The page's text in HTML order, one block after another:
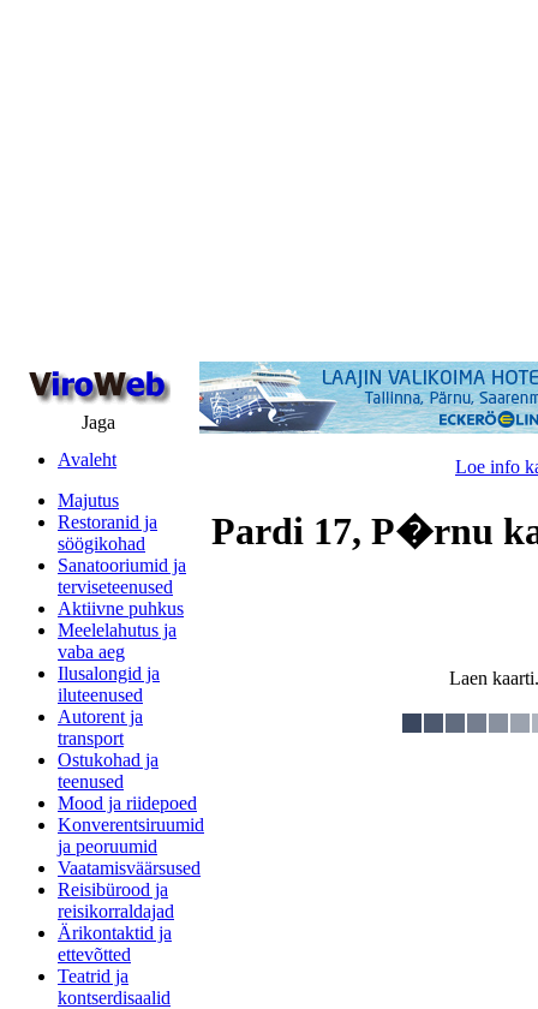
Jaga
Avaleht
Majutus
Restoranid ja
söögikohad
Sanatooriumid ja
terviseteenused
Aktiivne puhkus
Meelelahutus ja
vaba aeg
Ilusalongid ja
iluteenused
Autorent ja
transport
Ostukohad ja
teenused
Mood ja riidepoed
Konverentsiruumid
ja peoruumid
Vaatamisväärsused
Reisibürood ja
reisikorraldajad
Ärikontaktid ja
ettevõtted
Teatrid ja
kontserdisaalid
Loe info
Pardi 17, P�rnu
Laen